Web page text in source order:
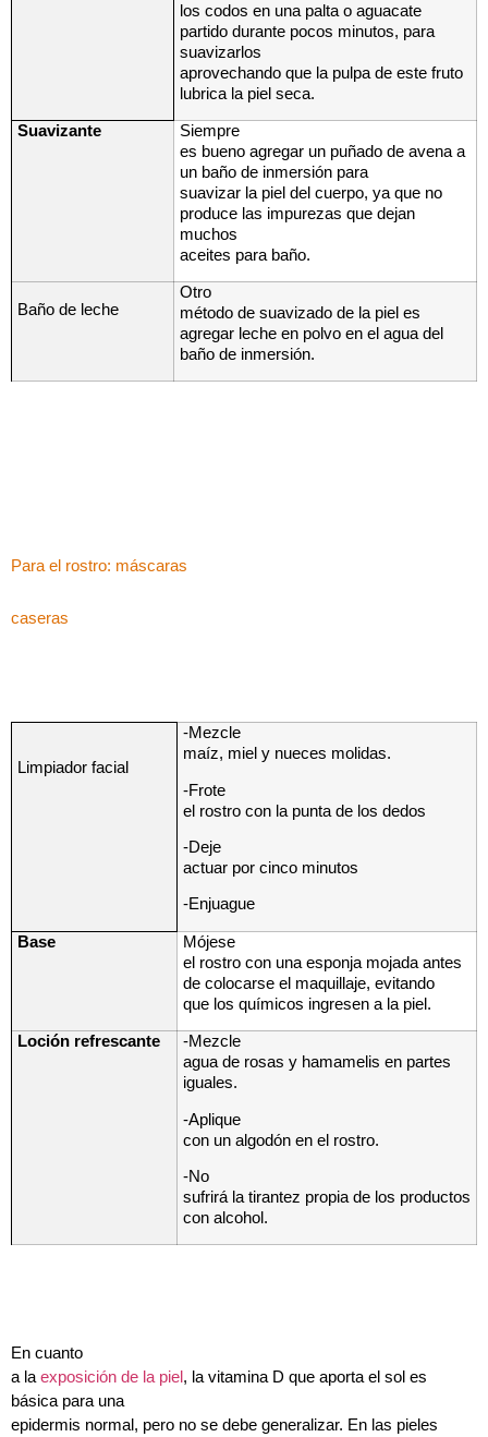
los codos en una palta o aguacate
partido durante pocos minutos, para
suavizarlos
aprovechando que la pulpa de este fruto
lubrica la piel seca.
Suavizante
Siempre
es bueno agregar un puñado de avena a
un baño de inmersión para
suavizar la piel del cuerpo, ya que no
produce las impurezas que dejan
muchos
aceites para baño.
Baño de leche
Otro
método de suavizado de la piel es
agregar leche en polvo en el agua del
baño de inmersión.
Para el rostro: máscaras
caseras
Limpiador facial
-Mezcle
maíz, miel y nueces molidas.
-Frote
el rostro con la punta de los dedos
-Deje
actuar por cinco minutos
-Enjuague
Base
Mójese
el rostro con una esponja mojada antes
de colocarse el maquillaje, evitando
que los químicos ingresen a la piel.
Loción refrescante
-Mezcle
agua de rosas y hamamelis en partes
iguales.
-Aplique
con un algodón en el rostro.
-No
sufrirá la tirantez propia de los productos
con alcohol.
En cuanto
a la exposición de la piel , la vitamina D que aporta el sol es
básica para una
epidermis normal, pero no se debe generalizar. En las pieles